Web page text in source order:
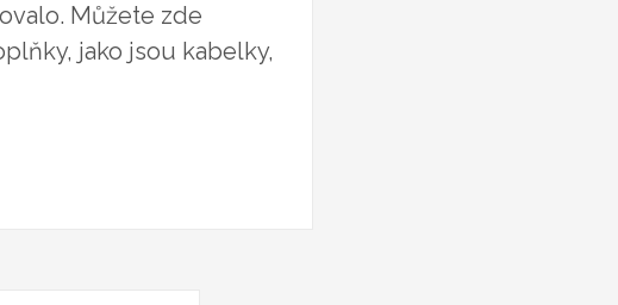
Můžete zde
jako jsou kabelky,